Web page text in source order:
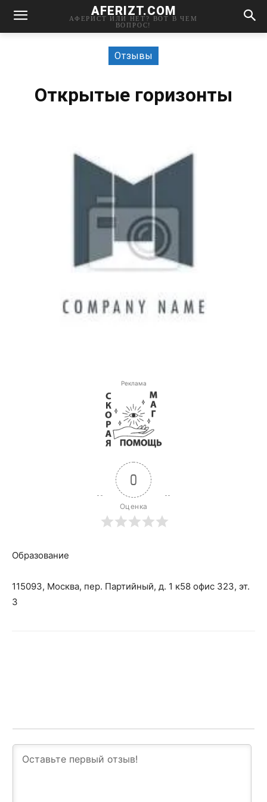
AFERIZT.COM
АФЕРИСТ ИЛИ НЕТ? ВОТ В ЧЕМ
ВОПРОС!
Отзывы
Открытые горизонты
Реклама
0
Оценка
Образование
115093, Москва, пер. Партийный, д. 1 к58 офис 323, эт.
3